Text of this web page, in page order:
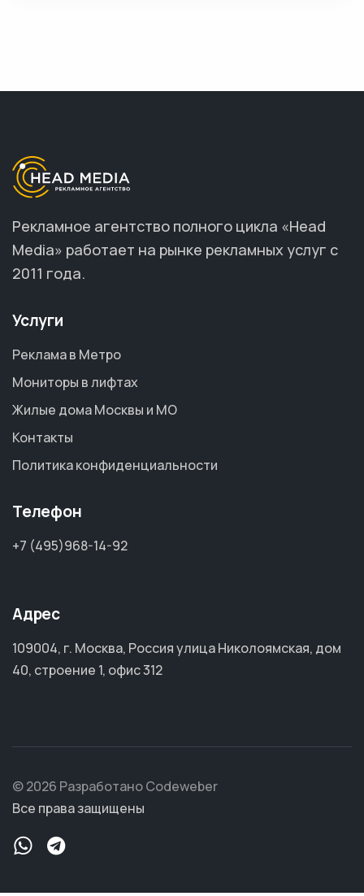
Рекламное агентство полного цикла «Head
Media» работает на рынке рекламных услуг с
2011 года.
Услуги
Реклама в Метро
Мониторы в лифтах
Жилые дома Москвы и МО
Контакты
Политика конфиденциальности
Телефон
+7 (495)968-14-92
Адрес
109004, г. Москва, Россия улица Николоямская, дом
40, строение 1, офис 312
© 2026 Разработано Codeweber
Все права защищены